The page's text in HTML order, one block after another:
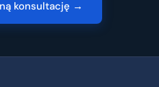
konsultację →